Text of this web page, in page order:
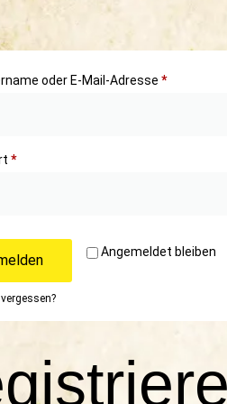
oder E-Mail-Adresse *
*
Angemeldet bleiben